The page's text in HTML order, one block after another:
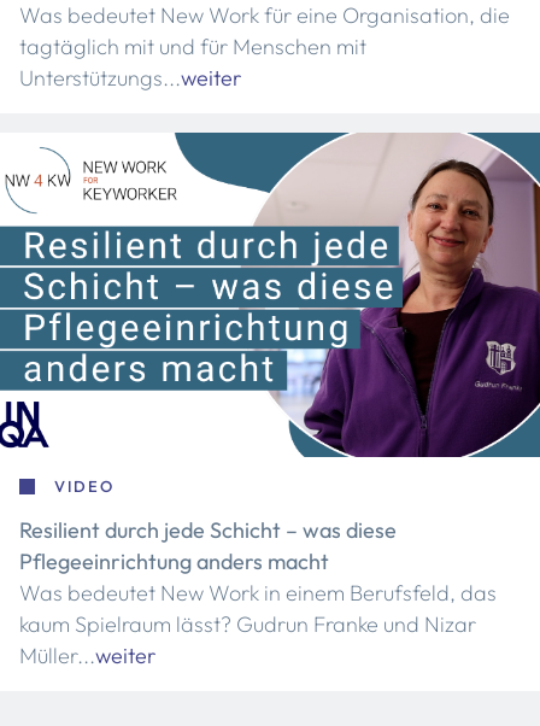
Was bedeutet New Work für eine Organisation, die
tagtäglich mit und für Menschen mit
Unterstützungs...weiter
VIDEO
Resilient durch jede Schicht – was diese
Pflegeeinrichtung anders macht
Was bedeutet New Work in einem Berufsfeld, das
kaum Spielraum lässt? Gudrun Franke und Nizar
Müller...weiter